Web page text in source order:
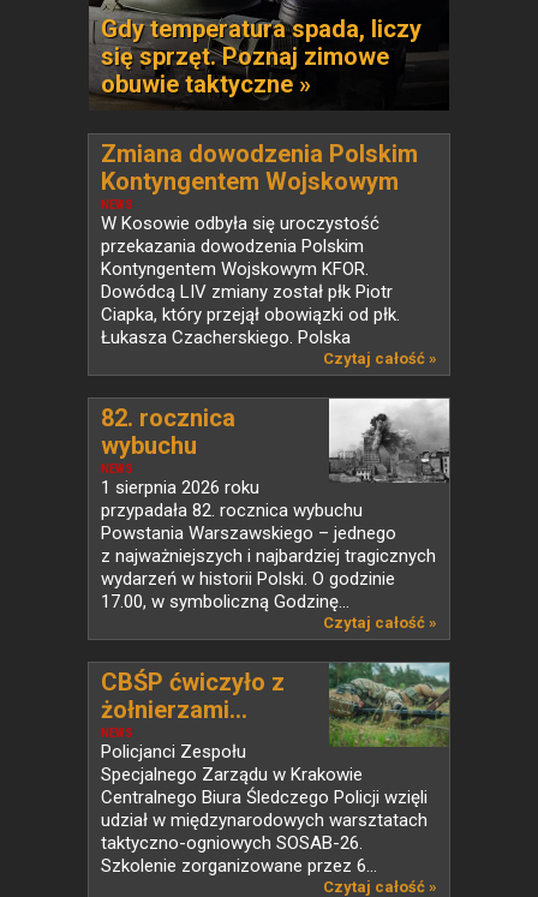
Gdy temperatura spada, liczy
się sprzęt. Poznaj zimowe
obuwie taktyczne »
NEWS
Zmiana dowodzenia Polskim
Kontyngentem Wojskowym
KFOR w Kosowie
W Kosowie odbyła się uroczystość
przekazania dowodzenia Polskim
Kontyngentem Wojskowym KFOR.
Dowódcą LIV zmiany został płk Piotr
Ciapka, który przejął obowiązki od płk.
Łukasza Czacherskiego. Polska
Czytaj całość »
NEWS
82. rocznica
wybuchu
Powstania...
1 sierpnia 2026 roku
przypadała 82. rocznica wybuchu
Powstania Warszawskiego – jednego
z najważniejszych i najbardziej tragicznych
wydarzeń w historii Polski. O godzinie
17.00, w symboliczną Godzinę...
Czytaj całość »
NEWS
CBŚP ćwiczyło z
żołnierzami...
Policjanci Zespołu
Specjalnego Zarządu w Krakowie
Centralnego Biura Śledczego Policji wzięli
udział w międzynarodowych warsztatach
taktyczno-ogniowych SOSAB-26.
Szkolenie zorganizowane przez 6...
Czytaj całość »